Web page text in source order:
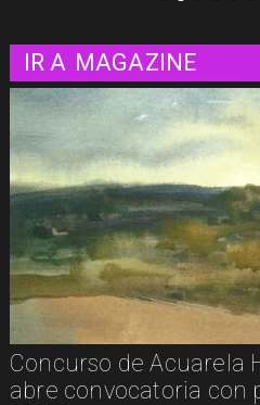
IR A MAGAZINE
De la calle a los libros:
presenta Psicología